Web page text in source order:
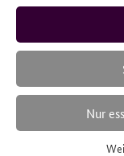
einfachem Zuhören.
Nur